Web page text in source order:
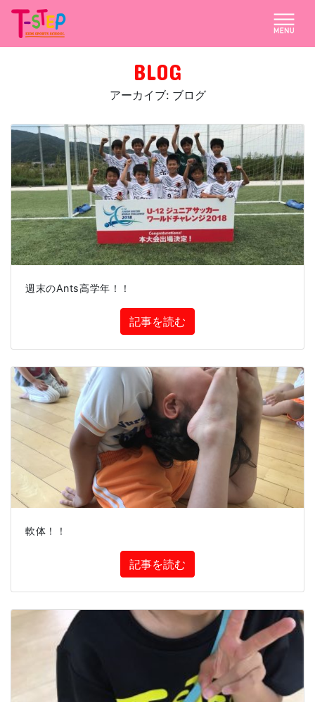
BLOG
アーカイブ: ブログ
週末のAnts高学年！！
記事を読む
軟体！！
記事を読む